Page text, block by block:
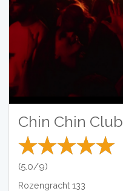
Chin Chin Club
(5.0/9)
Rozengracht 133